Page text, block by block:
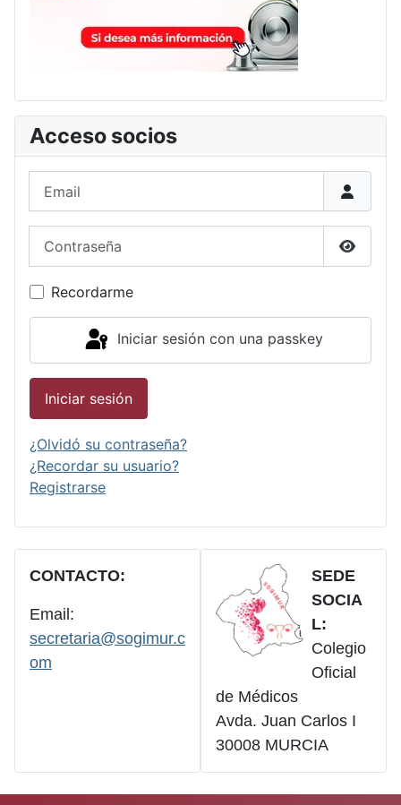
Acceso socios
Show
Recordarme
Iniciar sesión con una passkey
Iniciar sesión
¿Olvidó su contraseña?
¿Recordar su usuario?
Registrarse
CONTACTO:
Email:
secretaria@sogimur.c
om
SEDE
SOCIA
L:
Colegio
Oficial
de Médicos
Avda. Juan Carlos I
30008 MURCIA